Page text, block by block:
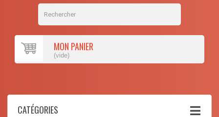
MON PANIER
(vide)
CATÉGORIES